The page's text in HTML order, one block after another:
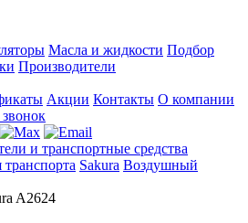
Масла и жидкости Подбор
Производители
Акции Контакты О компании
звонок
и транспортные средства
Sakura Воздушный
A2624